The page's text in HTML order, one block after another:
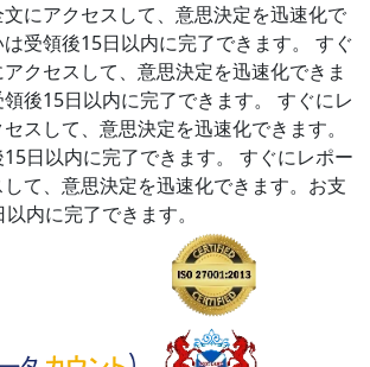
にアクセスして、意思決定を迅速化で
受領後15日以内に完了できます。
すぐ
クセスして、意思決定を迅速化できま
後15日以内に完了できます。
すぐにレ
スして、意思決定を迅速化できます。
日以内に完了できます。
すぐにレポー
して、意思決定を迅速化できます。お支
内に完了できます。